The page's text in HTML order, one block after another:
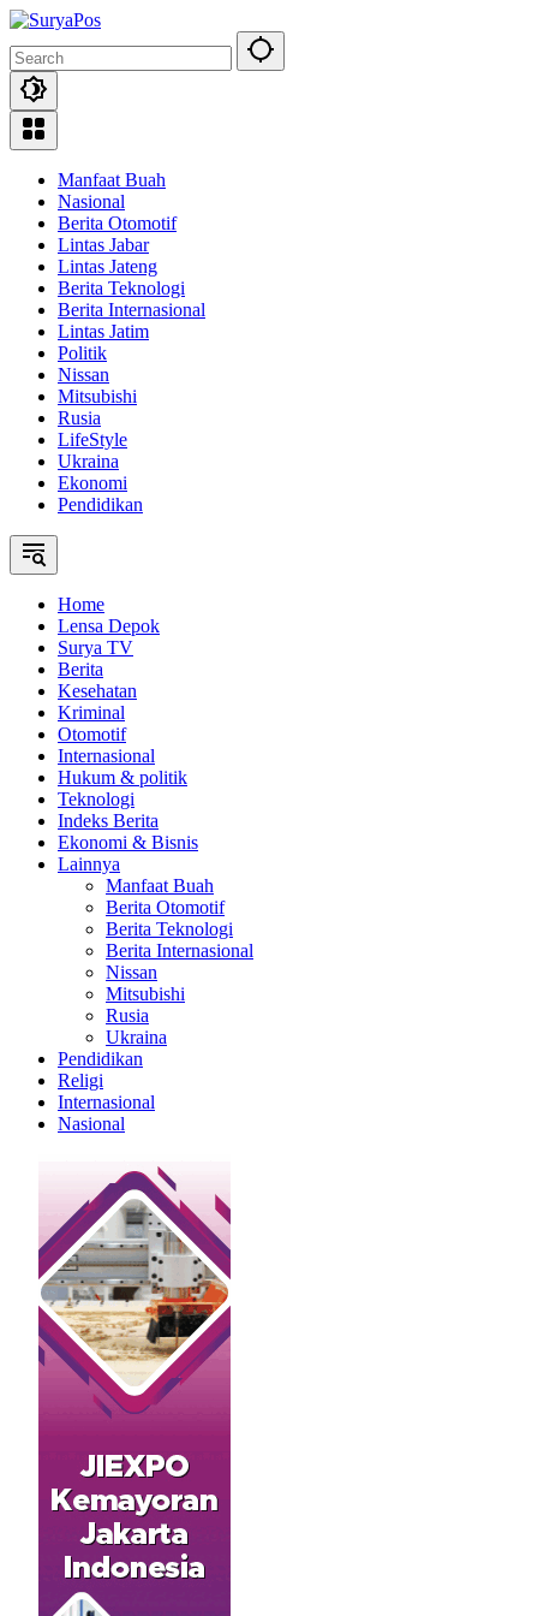
Skip
content
Manfaat Buah
Nasional
Berita Otomotif
Lintas Jabar
Lintas Jateng
Berita Teknologi
Berita Internasional
Lintas Jatim
Politik
Nissan
Mitsubishi
Rusia
LifeStyle
Ukraina
Ekonomi
Pendidikan
Home
Lensa Depok
Surya TV
Berita
Kesehatan
Kriminal
Otomotif
Internasional
Hukum & politik
Teknologi
Indeks Berita
Ekonomi & Bisnis
Lainnya
Manfaat Buah
Berita Otomotif
Berita Teknologi
Berita Internasional
Nissan
Mitsubishi
Rusia
Ukraina
Pendidikan
Religi
Internasional
Nasional